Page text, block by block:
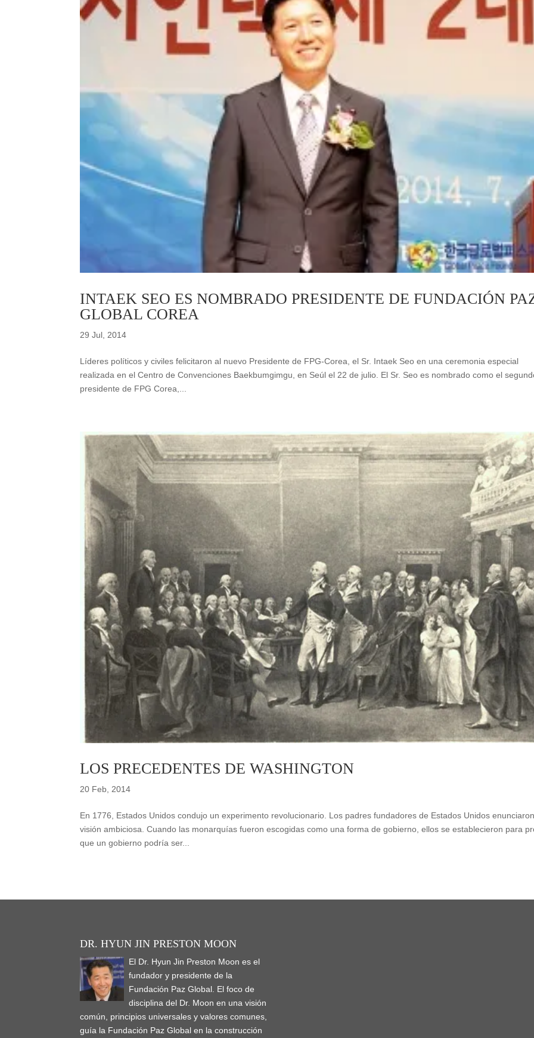
INTAEK SEO ES NOMBRADO PRESIDENTE DE FUNDACIÓN
GLOBAL COREA
29 Jul, 2014
Líderes políticos y civiles felicitaron al nuevo Presidente de FPG-Corea, el Sr. Intaek Seo en una ceremonia especial
realizada en el Centro de Convenciones Baekbumgimgu, en Seúl el 22 de julio. El Sr. Seo es nombrado como el
presidente de FPG Corea,...
LOS PRECEDENTES DE WASHINGTON
20 Feb, 2014
En 1776, Estados Unidos condujo un experimento revolucionario. Los padres fundadores de Estados Unidos
visión ambiciosa. Cuando las monarquías fueron escogidas como una forma de gobierno, ellos se establecieron para
que un gobierno podría ser...
DR. HYUN JIN PRESTON MOON
El Dr. Hyun Jin Preston Moon es el
fundador y presidente de la
Fundación Paz Global. El foco de
disciplina del Dr. Moon en una visión
común, principios universales y valores comunes,
guía la Fundación Paz Global en la construcción